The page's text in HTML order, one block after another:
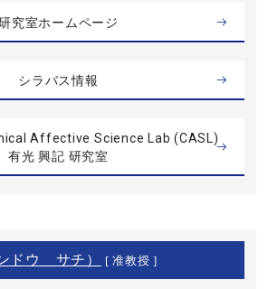
究室ホームページ
シラバス情報
Affective Science Lab (CASL)
有光 興記 研究室
ドウ サチ） [ 准教授 ]